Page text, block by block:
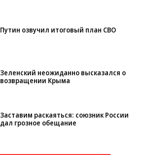
Путин озвучил итоговый план СВО
Зеленский неожиданно высказался о
возвращении Крыма
Заставим раскаяться: союзник России
дал грозное обещание